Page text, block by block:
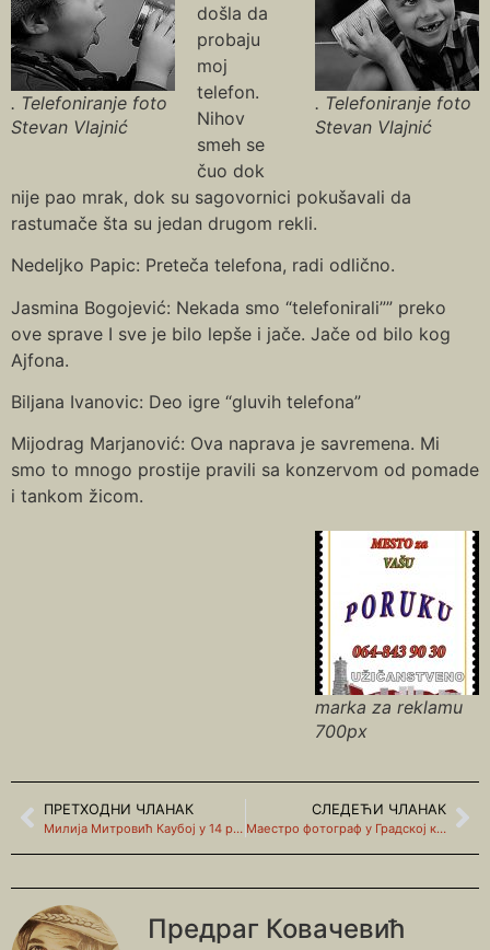
. Telefoniranje foto
Stevan Vlajnić
. Telefoniranje foto
Stevan Vlajnić
došla da
probaju
moj
telefon.
Nihov
smeh se
čuo dok
nije pao mrak, dok su sagovornici pokušavali da
rastumače šta su jedan drugom rekli.
Nedeljko Papic: Preteča telefona, radi odlično.
Jasmina Bogojević: Nekada smo “telefonirali”” preko
ove sprave I sve je bilo lepše i jače. Jače od bilo kog
Ajfona.
Biljana Ivanovic: Deo igre “gluvih telefona”
Mijodrag Marjanović: Ova naprava je savremena. Mi
smo to mnogo prostije pravili sa konzervom od pomade
i tankom žicom.
marka za reklamu
700px
ПРЕТХОДНИ ЧЛАНАК
Милија Митровић Каубој у 14 речи
СЛЕДЕЋИ ЧЛАНАК
Маестро фотограф у Градској кавани
Предраг Ковачевић